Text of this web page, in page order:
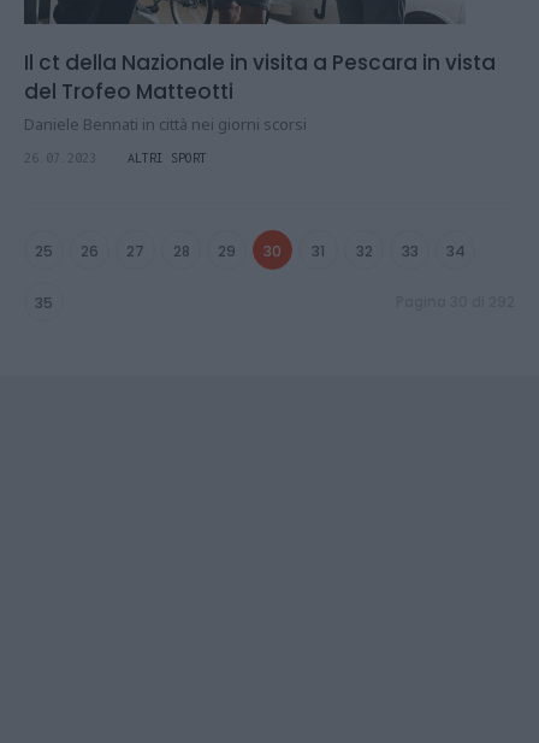
Il ct della Nazionale in visita a Pescara in vista
del Trofeo Matteotti
Daniele Bennati in città nei giorni scorsi
26.07.2023 ALTRI SPORT
25 26 27 28 29 30 31 32 33 34
35